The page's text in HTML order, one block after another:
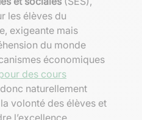
les élèves du
exigeante mais
du monde
économiques
des cours
naturellement
volonté des élèves et
l’excellence